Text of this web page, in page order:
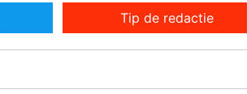
Tip de redactie